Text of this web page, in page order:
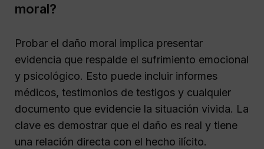
moral?
Probar el daño moral implica presentar
evidencia que respalde el sufrimiento emocional
y psicológico. Esto puede incluir informes
médicos, testimonios de testigos y cualquier
documento que evidencie la situación vivida. La
clave es demostrar que el daño es real y tiene
una relación directa con el hecho ilícito.